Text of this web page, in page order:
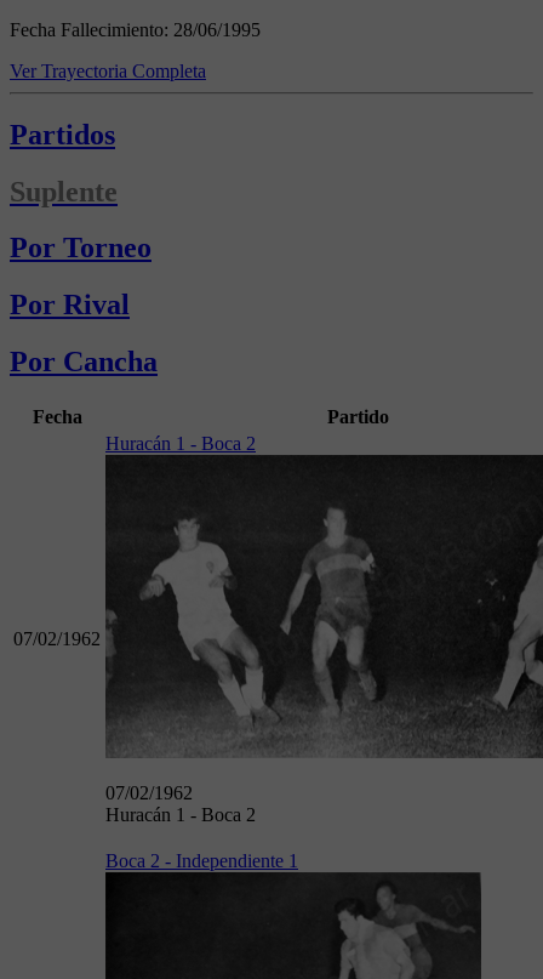
Fecha Fallecimiento: 28/06/1995
Ver Trayectoria Completa
Partidos
Suplente
Por Torneo
Por Rival
Por Cancha
Fecha Partido
07/02/1962
Huracán 1 - Boca 2
07/02/1962
Huracán 1 - Boca 2
Boca 2 - Independiente 1